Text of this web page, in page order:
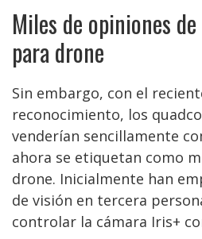
Miles de opiniones
para drone
Sin embargo, con el
reconocimiento, los
venderían sencillamente
ahora se etiquetan como
drone. Inicialmente han
de visión en tercera
controlar la cámara Iris+